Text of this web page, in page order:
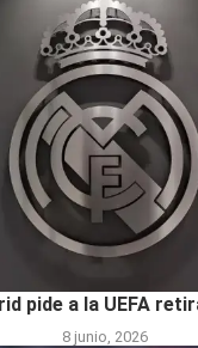
pide a la UEFA
8 junio, 2026